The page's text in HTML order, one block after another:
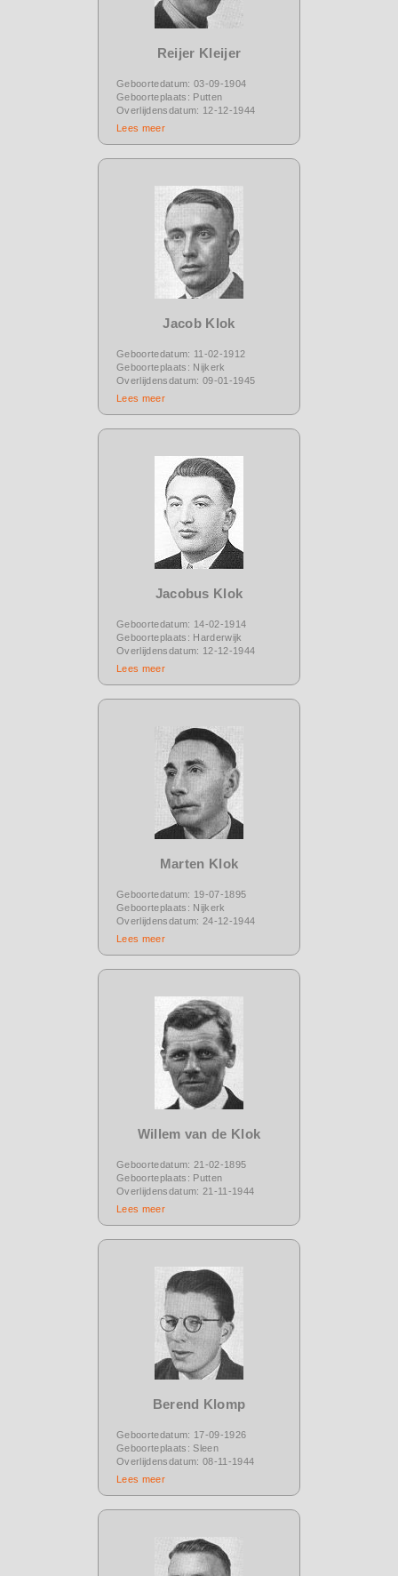
Reijer Kleijer
Geboortedatum: 03-09-1904
Geboorteplaats: Putten
Overlijdensdatum: 12-12-1944
Lees meer
Jacob Klok
Geboortedatum: 11-02-1912
Geboorteplaats: Nijkerk
Overlijdensdatum: 09-01-1945
Lees meer
Jacobus Klok
Geboortedatum: 14-02-1914
Geboorteplaats: Harderwijk
Overlijdensdatum: 12-12-1944
Lees meer
Marten Klok
Geboortedatum: 19-07-1895
Geboorteplaats: Nijkerk
Overlijdensdatum: 24-12-1944
Lees meer
Willem van de Klok
Geboortedatum: 21-02-1895
Geboorteplaats: Putten
Overlijdensdatum: 21-11-1944
Lees meer
Berend Klomp
Geboortedatum: 17-09-1926
Geboorteplaats: Sleen
Overlijdensdatum: 08-11-1944
Lees meer